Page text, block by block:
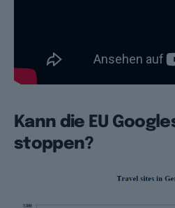
Kann die EU
stoppen?